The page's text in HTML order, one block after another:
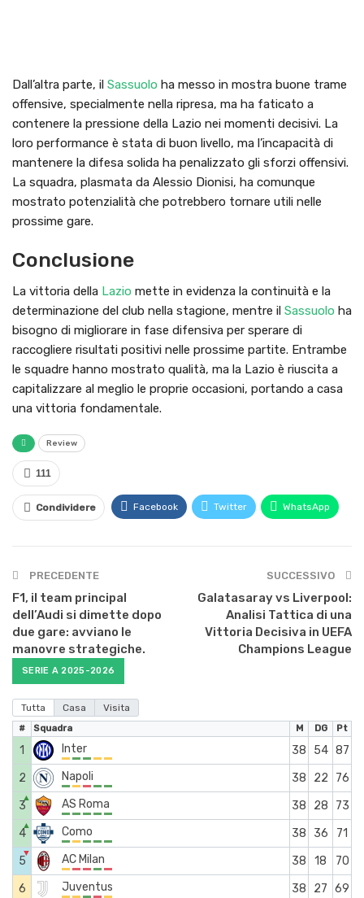
Dall’altra parte, il Sassuolo ha messo in mostra buone trame
offensive, specialmente nella ripresa, ma ha faticato a
contenere la pressione della Lazio nei momenti decisivi. La
loro performance è stata di buon livello, ma l’incapacità di
mantenere la difesa solida ha penalizzato gli sforzi offensivi.
La squadra, plasmata da Alessio Dionisi, ha comunque
mostrato potenzialità che potrebbero tornare utili nelle
prossime gare.
Conclusione
La vittoria della Lazio mette in evidenza la continuità e la
determinazione del club nella stagione, mentre il Sassuolo ha
bisogno di migliorare in fase difensiva per sperare di
raccogliere risultati positivi nelle prossime partite. Entrambe
le squadre hanno mostrato qualità, ma la Lazio è riuscita a
capitalizzare al meglio le proprie occasioni, portando a casa
una vittoria fondamentale.
Review
111
Condividere Facebook Twitter WhatsApp
PRECEDENTE
F1, il team principal
dell’Audi si dimette dopo
due gare: avviano le
manovre strategiche.
SUCCESSIVO
Galatasaray vs Liverpool:
Analisi Tattica di una
Vittoria Decisiva in UEFA
Champions League
SERIE A 2025-2026
Tutta Casa Visita
# Squadra M DG Pt
1 Inter 38 54 87
2
Napoli 38 22
76
3
▲ AS Roma 38 28
73
4
▲ Como 38 36
71
5
▼ AC Milan 38 18
70
6
Juventus 38 27 69